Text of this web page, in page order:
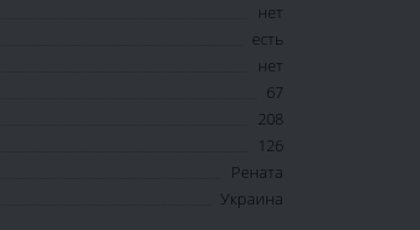
нет
есть
нет
67
208
126
Рената
Украина